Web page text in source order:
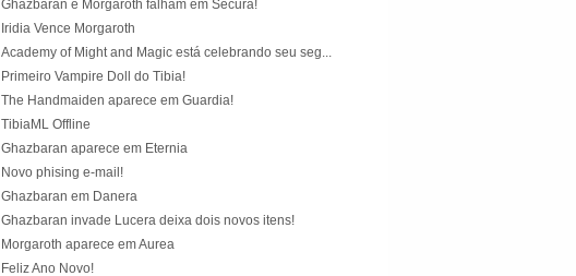
Ghazbaran e Morgaroth falham em Secura!
Iridia Vence Morgaroth
Academy of Might and Magic está celebrando seu seg...
Primeiro Vampire Doll do Tibia!
The Handmaiden aparece em Guardia!
TibiaML Offline
Ghazbaran aparece em Eternia
Novo phising e-mail!
Ghazbaran em Danera
Ghazbaran invade Lucera deixa dois novos itens!
Morgaroth aparece em Aurea
Feliz Ano Novo!